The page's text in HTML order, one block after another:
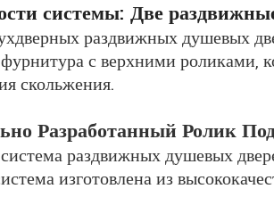
системы: Две
раздвижных душевых
с верхними роликами,
скольжения.
Разработанный Ролик
раздвижных душевых
изготовлена ​​из